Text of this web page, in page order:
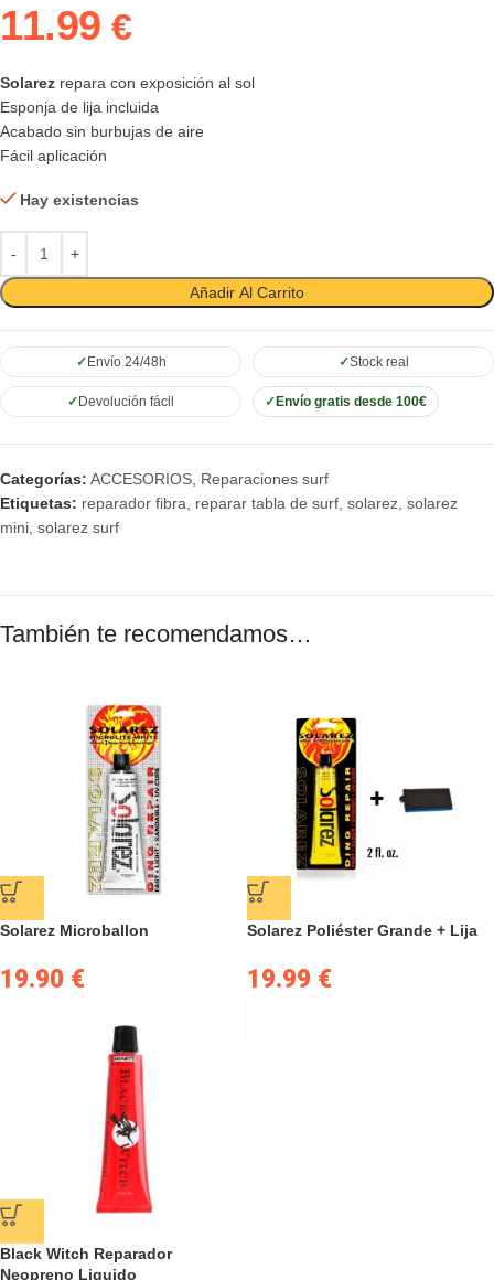
11.99€
Solarez repara con exposición al sol
Esponja de lija incluida
Acabado sin burbujas de aire
Fácil aplicación
Hay existencias
Añadir Al Carrito
Envío 24/48h Stock real
Devolución fácil Envío gratis desde 100€
Categorías: ACCESORIOS Reparaciones surf
Etiquetas: reparador fibra reparar tabla de surf solarez solarez
mini solarez surf
También te recomendamos…
Solarez Microballon
19.90 €
Solarez Poliéster Grande + Lija
19.99 €
Black Witch Reparador
Neopreno Liquido